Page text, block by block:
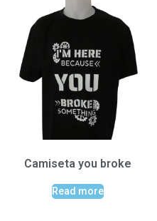
Camiseta you broke
Read more